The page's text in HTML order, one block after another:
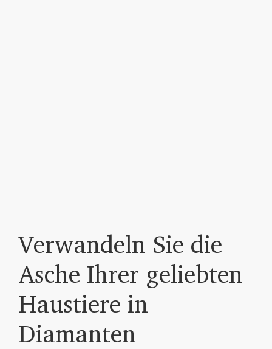
Verwandeln Sie die
Asche Ihrer geliebten
Haustiere in
Diamanten